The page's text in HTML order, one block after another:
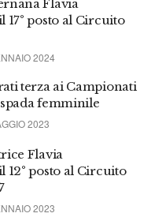
Flavia
17° posto al Circuito
2024
terza ai Campionati
femminile
2023
Flavia
12° posto al Circuito
2023